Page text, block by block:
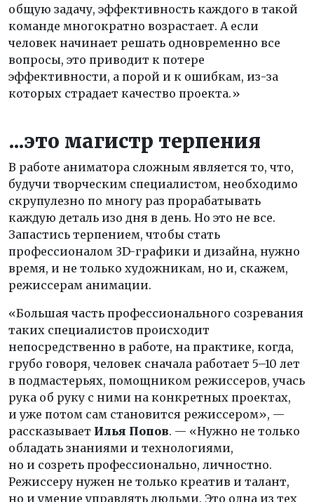
общую задачу, эффективность каждого в такой
команде многократно возрастает. А если
человек начинает решать одновременно все
вопросы, это приводит к потере
эффективности, а порой и к ошибкам, из-за
которых страдает качество проекта.»
...это магистр терпения
В работе аниматора сложным является то, что,
будучи творческим специалистом, необходимо
скрупулезно по многу раз прорабатывать
каждую деталь изо дня в день. Но это не все.
Запастись терпением, чтобы стать
профессионалом 3D-графики и дизайна, нужно
время, и не только художникам, но и, скажем,
режиссерам анимации.
«Большая часть профессионального созревания
таких специалистов происходит
непосредственно в работе, на практике, когда,
грубо говоря, человек сначала работает 5–10 лет
в подмастерьях, помощником режиссеров, учась
рука об руку с ними на конкретных проектах,
и уже потом сам становится режиссером», —
рассказывает Илья Попов. — «Нужно не только
обладать знаниями и технологиями,
но и созреть профессионально, личностно.
Режиссеру нужен не только креатив и талант,
но и умение управлять людьми. Это одна из тех